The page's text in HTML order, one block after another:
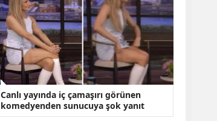
Canlı yayında iç çamaşırı görünen
komedyenden sunucuya şok yanıt